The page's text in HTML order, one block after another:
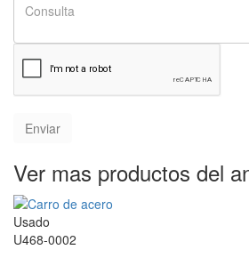
Ver mas productos del
Usado
U468-0002